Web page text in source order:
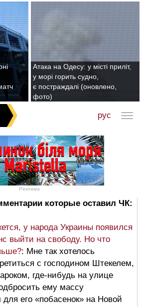
Атака на Одесу: у місті приліт,
у морі горить судно,
є постраждалі (оновлено,
фото)
рус
Реклама
которые оставил ЧК:
у народа Украины появился
выйти на свободу. Но что
: Мне так хотелось
с господином Штекелем,
где-нибудь на улице
ему массу
для его «побасенок» на Новой